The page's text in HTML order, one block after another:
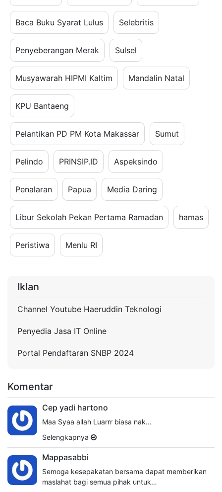
Baca Buku Syarat Lulus Selebritis
Penyeberangan Merak Sulsel
Musyawarah HIPMI Kaltim Mandalin Natal
KPU Bantaeng
Pelantikan PD PM Kota Makassar Sumut
Pelindo PRINSIP.ID Aspeksindo
Penalaran Papua Media Daring
Libur Sekolah Pekan Pertama Ramadan hamas
Peristiwa Menlu RI
Iklan
Channel Youtube Haeruddin Teknologi
Penyedia Jasa IT Online
Portal Pendaftaran SNBP 2024
Komentar
Cep yadi hartono
Maa Syaa allah Luarrr biasa nak...
Selengkapnya
Mappasabbi
Semoga kesepakatan bersama dapat memberikan
maslahat bagi semua pihak untuk…